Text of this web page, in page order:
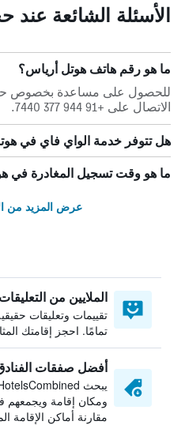
الأسئلة الشائعة
ما هو رقم هاتف هوتل أرياس؟
للحصول على مساعدة بخصوص
الاتصال على +91 944 377 7440.
هل تتوفر خدمة الواي فاي في
ما هو وقت تسجيل المغادرة في
عرض المزيد من
الملايين من التعليقات
تقييمات وتعليقات
تمامًا. احجز إقامتك
أفضل صفقات
ومكان إقامة
مقارنة أماكن الإقامة